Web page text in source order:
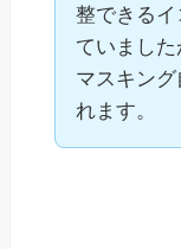
整できる
ていまし
マスキン
れます。